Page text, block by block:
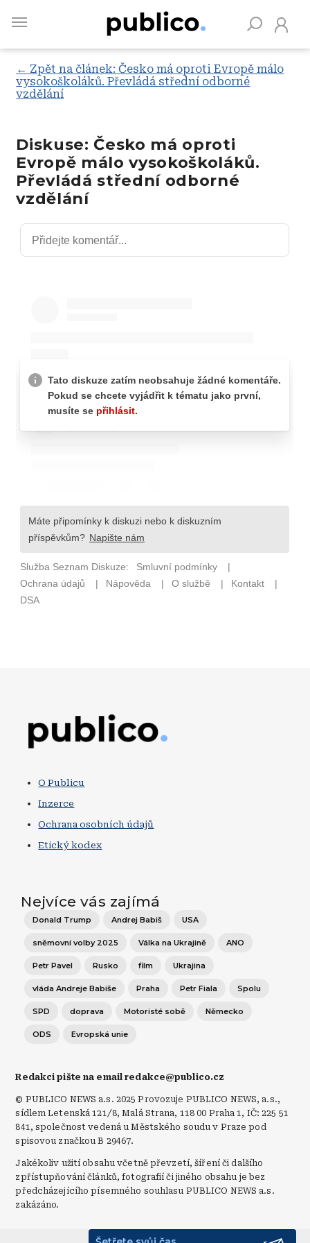
main
← Zpět na článek: Česko má oproti Evropě málo
vysokoškoláků. Převládá střední odborné
vzdělání
Diskuse: Česko má oproti
Evropě málo vysokoškoláků.
Převládá střední odborné
vzdělání
O Publicu
Inzerce
Ochrana osobních údajů
Etický kodex
Nejvíce vás zajímá
Donald Trump Andrej Babiš USA
sněmovní volby 2025 Válka na Ukrajině ANO
Petr Pavel Rusko film Ukrajina
vláda Andreje Babiše Praha Petr Fiala Spolu
SPD doprava Motoristé sobě Německo
ODS Evropská unie
Redakci pište na email redakce@publico.cz
© PUBLICO NEWS a.s. 2025 Provozuje PUBLICO NEWS, a.s.,
sídlem Letenská 121/8, Malá Strana, 118 00 Praha 1, IČ: 225 51
841, společnost vedená u Městského soudu v Praze pod
spisovou značkou B 29467.
Jakékoliv užití obsahu včetně převzetí, šíření či dalšího
zpřístupňování článků, fotografií či jiného obsahu je bez
předcházejícího písemného souhlasu PUBLICO NEWS a.s.
zakázáno.
Vyhledávejte na Publiku